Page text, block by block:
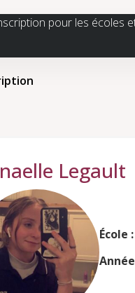
pour les écoles
Legault
École :